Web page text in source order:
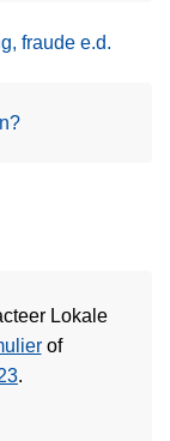
fraude e.d.
Lokale
of
.